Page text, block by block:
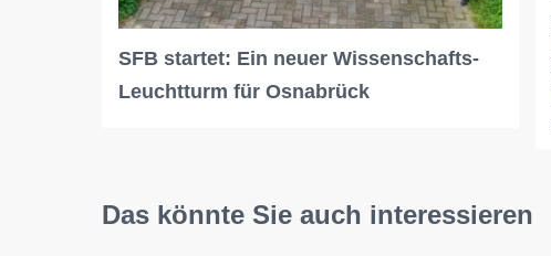
SFB startet: Ein neuer Wissenschafts-
Leuchtturm für Osnabrück
Das könnte Sie auch interessieren